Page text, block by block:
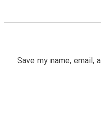
Save my name,